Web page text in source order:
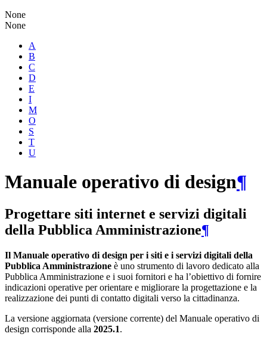
None
None
A
B
C
D
E
I
M
O
S
T
U
Manuale operativo di design¶
Progettare siti internet e servizi digitali
della Pubblica Amministrazione¶
Il Manuale operativo di design per i siti e i servizi digitali della
Pubblica Amministrazione è uno strumento di lavoro dedicato alla
Pubblica Amministrazione e i suoi fornitori e ha l’obiettivo di fornire
indicazioni operative per orientare e migliorare la progettazione e la
realizzazione dei punti di contatto digitali verso la cittadinanza.
La versione aggiornata (versione corrente) del Manuale operativo di
design corrisponde alla 2025.1.